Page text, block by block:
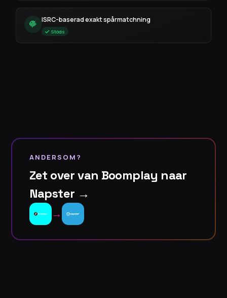
ISRC-baserad exakt spårmatchning
Stöds
ANDERSOM?
Zet over van Boomplay naar
Napster →
→